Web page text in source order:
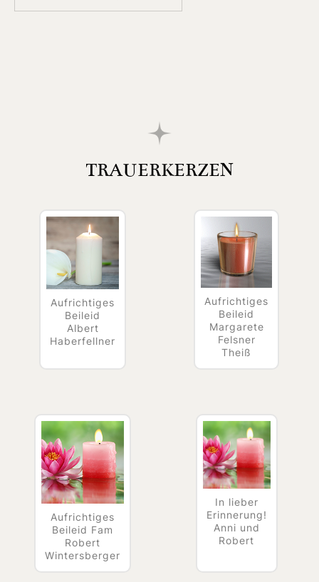
TRAUERKERZEN
Aufrichtiges
Beileid
Albert
Haberfellner
Aufrichtiges
Beileid
Margarete
Felsner
Theiß
Aufrichtiges
Beileid Fam
Robert
Wintersberger
In lieber
Erinnerung!
Anni und
Robert